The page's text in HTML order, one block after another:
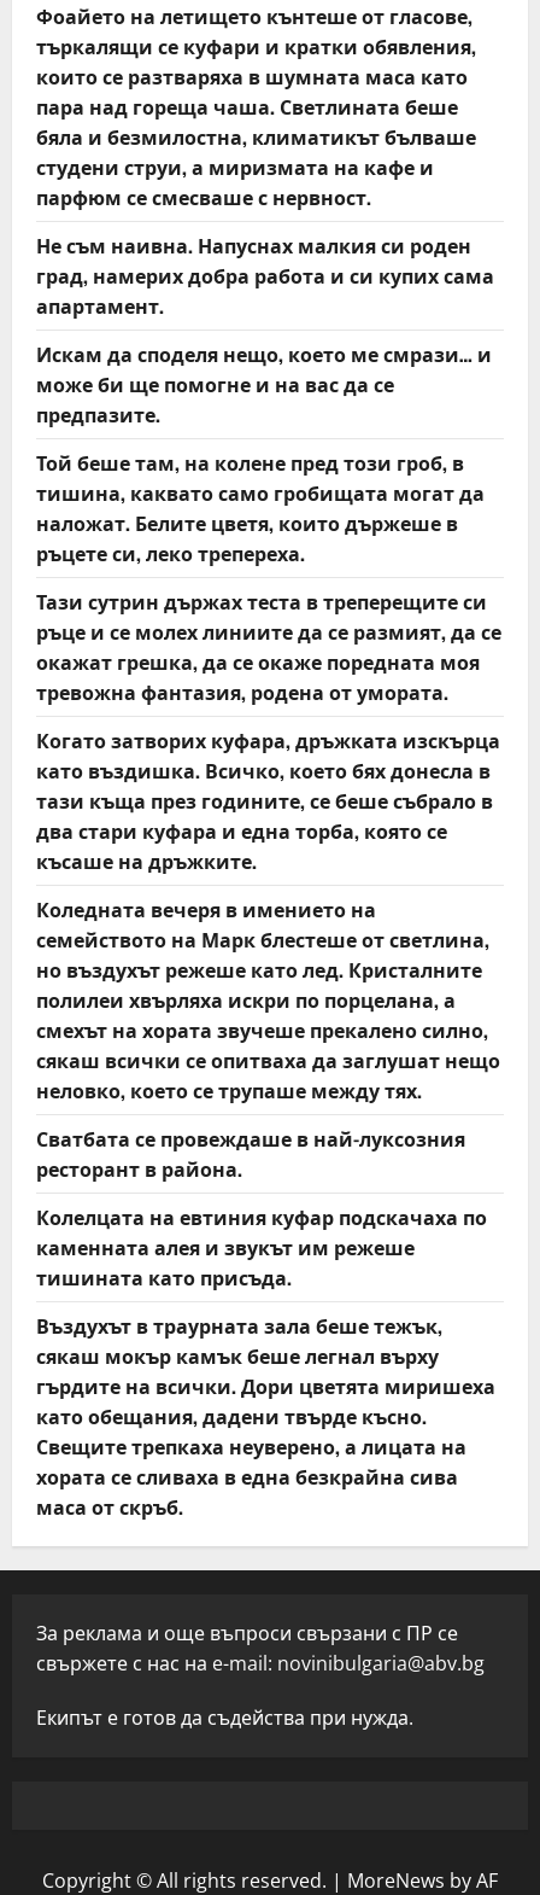
Фоайето на летището кънтеше от гласове,
търкалящи се куфари и кратки обявления,
които се разтваряха в шумната маса като
пара над гореща чаша. Светлината беше
бяла и безмилостна, климатикът бълваше
студени струи, а миризмата на кафе и
парфюм се смесваше с нервност.
Не съм наивна. Напуснах малкия си роден
град, намерих добра работа и си купих сама
апартамент.
Искам да споделя нещо, което ме смрази… и
може би ще помогне и на вас да се
предпазите.
Той беше там, на колене пред този гроб, в
тишина, каквато само гробищата могат да
наложат. Белите цветя, които държеше в
ръцете си, леко трепереха.
Тази сутрин държах теста в треперещите си
ръце и се молех линиите да се размият, да се
окажат грешка, да се окаже поредната моя
тревожна фантазия, родена от умората.
Когато затворих куфара, дръжката изскърца
като въздишка. Всичко, което бях донесла в
тази къща през годините, се беше събрало в
два стари куфара и една торба, която се
късаше на дръжките.
Коледната вечеря в имението на
семейството на Марк блестеше от светлина,
но въздухът режеше като лед. Кристалните
полилеи хвърляха искри по порцелана, а
смехът на хората звучеше прекалено силно,
сякаш всички се опитваха да заглушат нещо
неловко, което се трупаше между тях.
Сватбата се провеждаше в най-луксозния
ресторант в района.
Колелцата на евтиния куфар подскачаха по
каменната алея и звукът им режеше
тишината като присъда.
Въздухът в траурната зала беше тежък,
сякаш мокър камък беше легнал върху
гърдите на всички. Дори цветята миришеха
като обещания, дадени твърде късно.
Свещите трепкаха неуверено, а лицата на
хората се сливаха в една безкрайна сива
маса от скръб.
За реклама и още въпроси свързани с ПР се
свържете с нас на e-mail: novinibulgaria@abv.bg
Екипът е готов да съдейства при нужда.
Copyright © All rights reserved. | MoreNews by AF